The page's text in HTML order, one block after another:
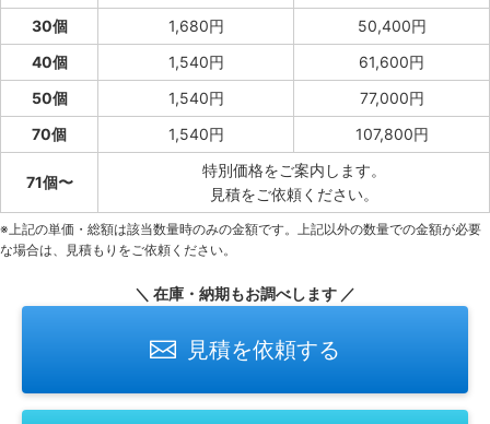
30個
1,680円
50,400円
40個
1,540円
61,600円
50個
1,540円
77,000円
70個
1,540円 107,800円
71個〜
特別価格をご案内します。
見積をご依頼ください。
※上記の単価・総額は該当数量時のみの金額です。上記以外の数量での金額が必要
な場合は、見積もりをご依頼ください。
＼ 在庫・納期もお調べします ／
見積を依頼する